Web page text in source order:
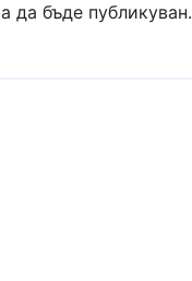
да бъде публикуван.